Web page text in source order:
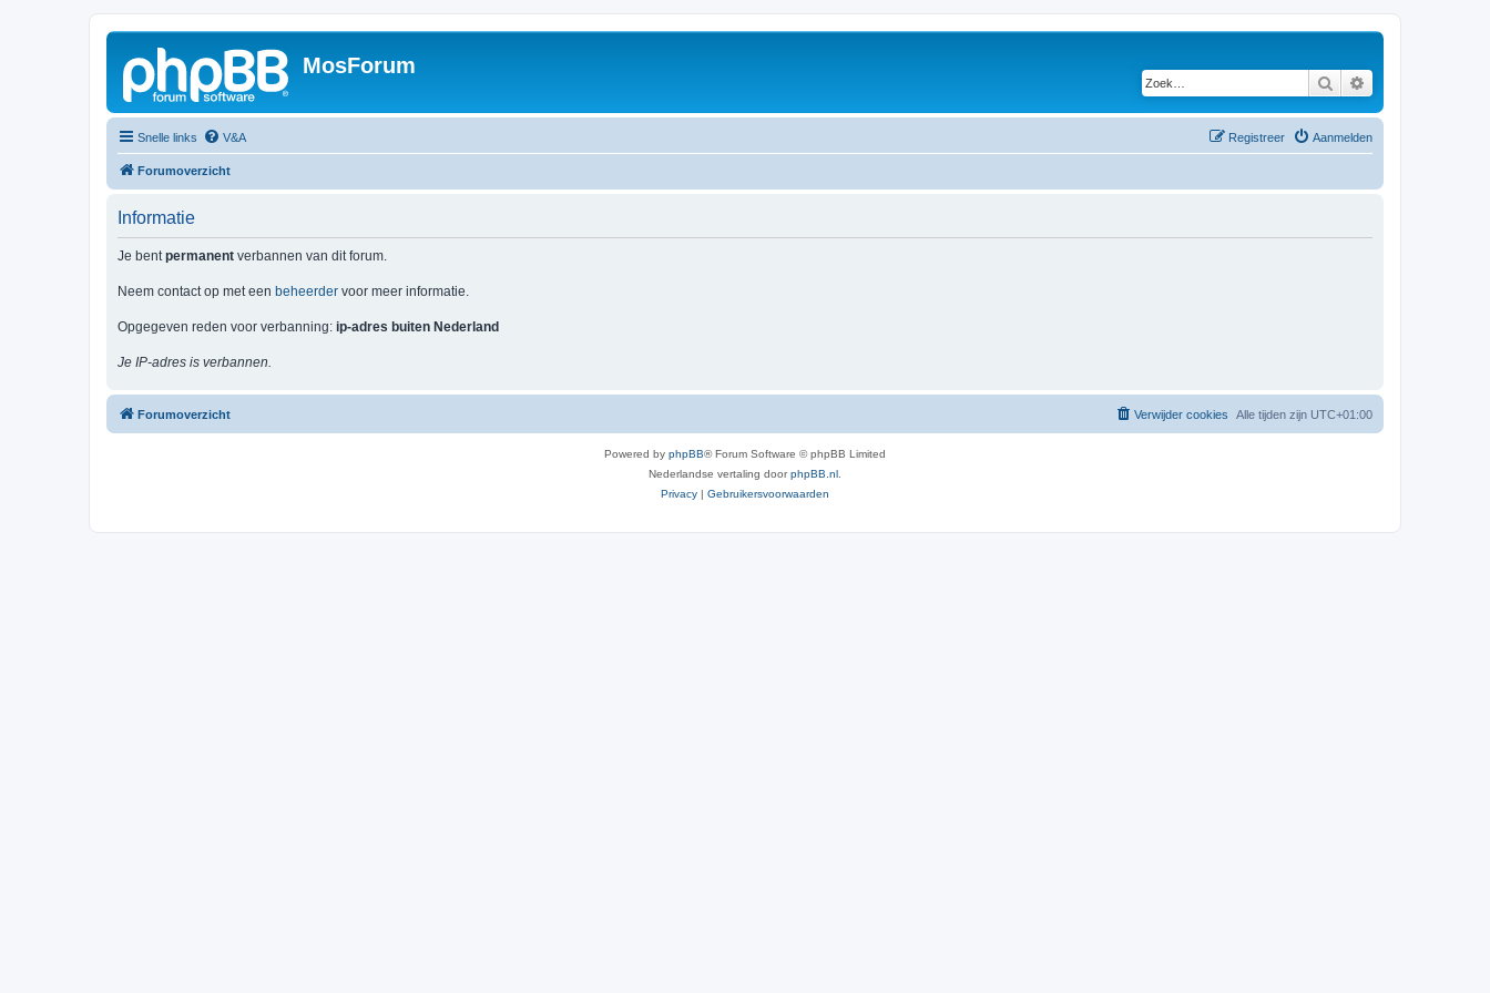
MosForum
Zoek
Snelle links V&A Aanmelden
Registreer
Forumoverzicht
Informatie
Je bentpermanent verbannen van dit forum.
Neem contact op met een beheerder voor meer informatie.
Opgegeven reden voor verbanning: ip-adres buiten Nederland
Je IP-adres is verbannen.
Forumoverzicht Alle tijden zijn UTC+01:00
Verwijder cookies
Powered by phpBB® Forum Software © phpBB Limited
Nederlandse vertaling doorphpBB.nl
Privacy | Gebruikersvoorwaarden